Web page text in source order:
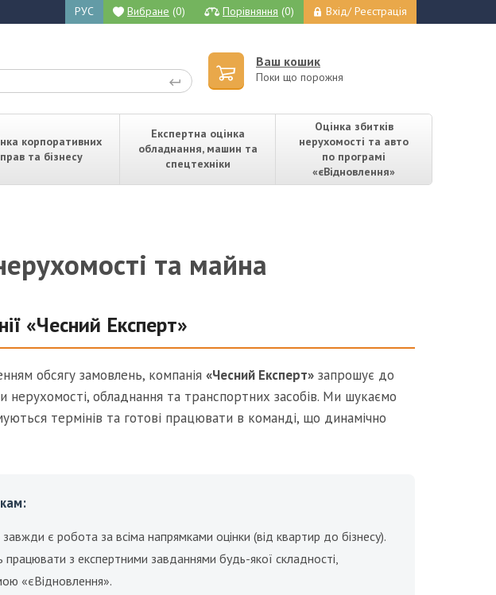
РУС Вибране (0) Порівняння (0) Вхід/ Реєстрація
Ваш кошик
Поки що порожня
корпоративних
прав та бізнесу
Експертна оцінка
обладнання, машин та
спецтехніки
Оцінка збитків
нерухомості та авто
по програмі
«єВідновлення»
та майна
«Чесний Експерт»
обсягу замовлень, компанія «Чесний Експерт» запрошує до
нерухомості, обладнання та транспортних засобів. Ми шукаємо
термінів та готові працювати в команді, що динамічно
є робота за всіма напрямками оцінки (від квартир до бізнесу).
працювати з експертними завданнями будь-якої складності,
«єВідновлення».